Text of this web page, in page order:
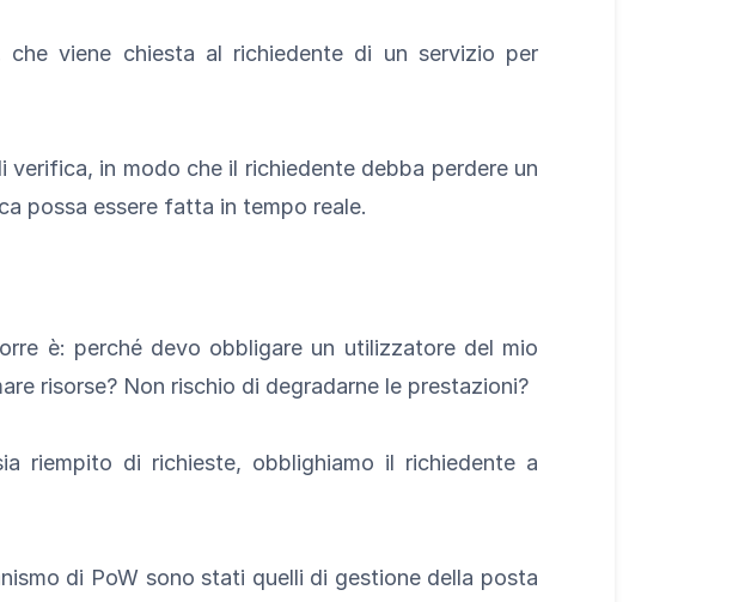
viene chiesta al richiedente di un servizio per
in modo che il richiedente debba perdere un
possa essere fatta in tempo reale.
è: perché devo obbligare un utilizzatore del mio
risorse? Non rischio di degradarne le prestazioni?
riempito di richieste, obblighiamo il richiedente a
di PoW sono stati quelli di gestione della posta